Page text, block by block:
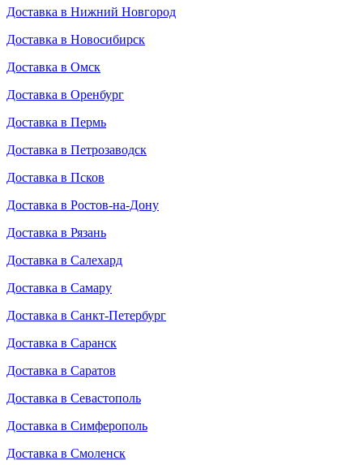
Доставка в Нижний Новгород
Доставка в Новосибирск
Доставка в Омск
Доставка в Оренбург
Доставка в Пермь
Доставка в Петрозаводск
Доставка в Псков
Доставка в Ростов-на-Дону
Доставка в Рязань
Доставка в Салехард
Доставка в Самару
Доставка в Санкт-Петербург
Доставка в Саранск
Доставка в Саратов
Доставка в Севастополь
Доставка в Симферополь
Доставка в Смоленск